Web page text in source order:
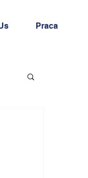
Praca